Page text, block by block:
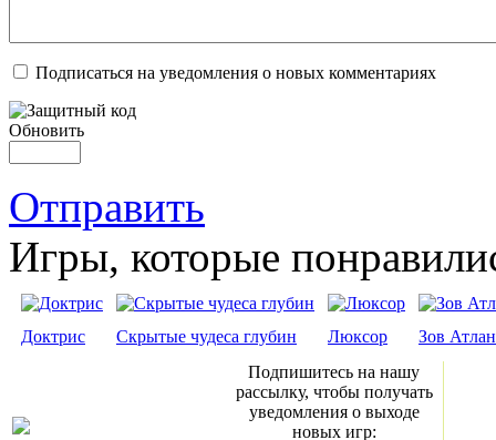
Подписаться на уведомления о новых комментариях
Обновить
Отправить
Игры, которые
Доктрис Скрытые чудеса глубин Люксор
Зов
Подпишитесь на нашу
рассылку, чтобы получать
уведомления о выходе
новых игр: